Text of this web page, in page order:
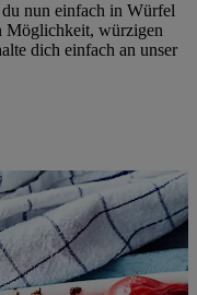
nun einfach in Würfel
Möglichkeit, würzigen
dich einfach an unser